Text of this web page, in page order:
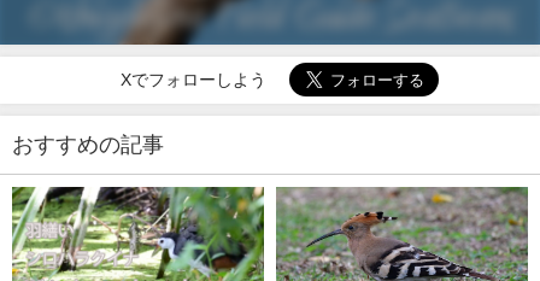
Xでフォローしよう
おすすめの記事